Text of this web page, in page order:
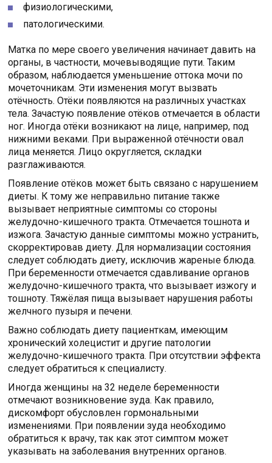
физиологическими,
патологическими.
Матка по мере своего увеличения начинает давить на
органы, в частности, мочевыводящие пути. Таким
образом, наблюдается уменьшение оттока мочи по
мочеточникам. Эти изменения могут вызвать
отёчность. Отёки появляются на различных участках
тела. Зачастую появление отёков отмечается в области
ног. Иногда отёки возникают на лице, например, под
нижними веками. При выраженной отёчности овал
лица меняется. Лицо округляется, складки
разглаживаются.
Появление отёков может быть связано с нарушением
диеты. К тому же неправильно питание также
вызывает неприятные симптомы со стороны
желудочно-кишечного тракта. Отмечается тошнота и
изжога. Зачастую данные симптомы можно устранить,
скорректировав диету. Для нормализации состояния
следует соблюдать диету, исключив жареные блюда.
При беременности отмечается сдавливание органов
желудочно-кишечного тракта, что вызывает изжогу и
тошноту. Тяжёлая пища вызывает нарушения работы
желчного пузыря и печени.
Важно соблюдать диету пациенткам, имеющим
хронический холецистит и другие патологии
желудочно-кишечного тракта. При отсутствии эффекта
следует обратиться к специалисту.
Иногда женщины на 32 неделе беременности
отмечают возникновение зуда. Как правило,
дискомфорт обусловлен гормональными
изменениями. При появлении зуда необходимо
обратиться к врачу, так как этот симптом может
указывать на заболевания внутренних органов.